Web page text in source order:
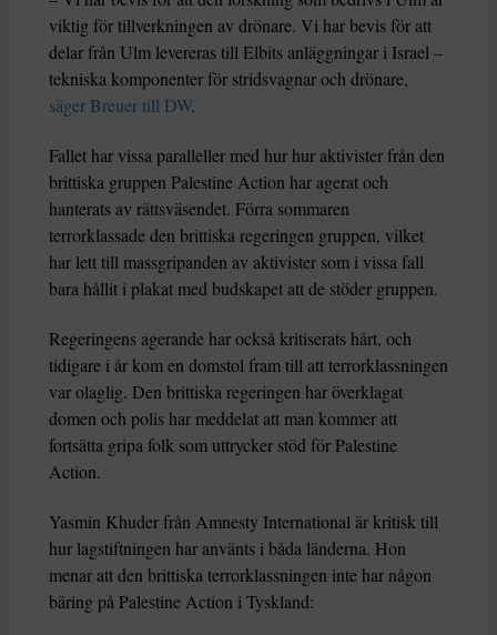
viktig för tillverkningen av drönare. Vi har bevis för att
delar från Ulm levereras till Elbits anläggningar i Israel –
tekniska komponenter för stridsvagnar och drönare,
säger Breuer till DW.
Fallet har vissa paralleller med hur hur aktivister från den
brittiska gruppen Palestine Action har agerat och
hanterats av rättsväsendet. Förra sommaren
terrorklassade den brittiska regeringen gruppen, vilket
har lett till massgripanden av aktivister som i vissa fall
bara hållit i plakat med budskapet att de stöder gruppen.
Regeringens agerande har också kritiserats hårt, och
tidigare i år kom en domstol fram till att terrorklassningen
var olaglig. Den brittiska regeringen har överklagat
domen och polis har meddelat att man kommer att
fortsätta gripa folk som uttrycker stöd för Palestine
Action.
Yasmin Khuder från Amnesty International är kritisk till
hur lagstiftningen har använts i båda länderna. Hon
menar att den brittiska terrorklassningen inte har någon
bäring på Palestine Action i Tyskland: